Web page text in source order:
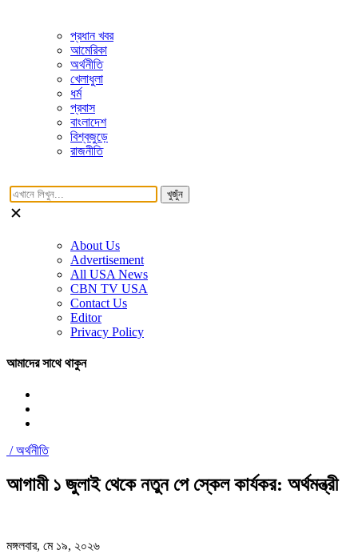
প্রধান খবর
আমেরিকা
অর্থনীতি
খেলাধুলা
ধর্ম
প্রবাস
বাংলাদেশ
বিশ্বজুড়ে
রাজনীতি
খুজুঁন
About Us
Advertisement
All USA News
CBN TV USA
Contact Us
Editor
Privacy Policy
আমাদের সাথে থাকুন
/অর্থনীতি
আগামী ১ জুলাই থেকে নতুন পে স্কেল কার্যকর: অর্থমন্ত্রী
মঙ্গলবার, মে ১৯, ২০২৬